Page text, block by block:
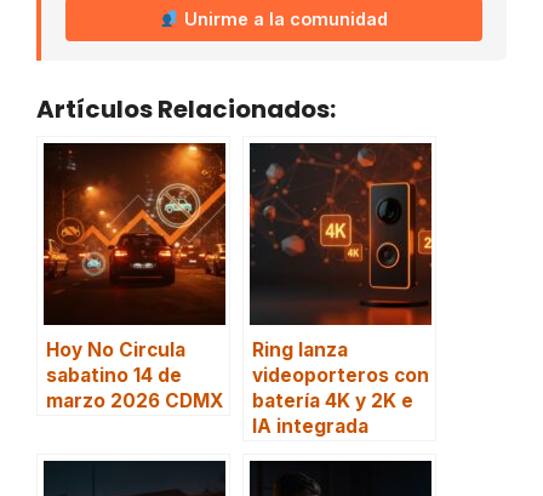
Unirme a la comunidad
Artículos Relacionados:
Hoy No Circula
sabatino 14 de
marzo 2026 CDMX
Ring lanza
videoporteros con
batería 4K y 2K e
IA integrada